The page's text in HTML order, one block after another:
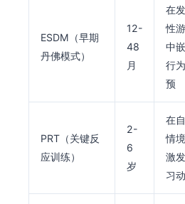
ESDM（早期
丹佛模式）
12-
48
月
在
性
中
行
预
PRT（关键反
应训练）
2-
6
岁
在
情
激
习